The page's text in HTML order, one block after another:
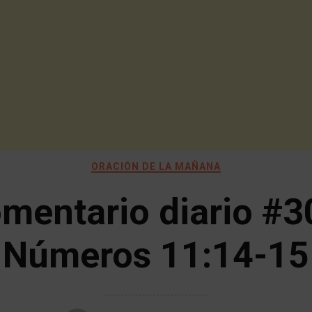
ORACIÓN DE LA MAÑANA
diario
Números 11:14-15